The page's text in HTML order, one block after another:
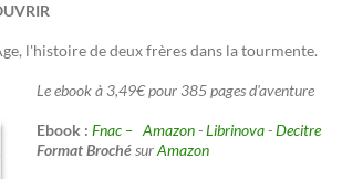
l'histoire de deux frères dans la tourmente.
Le ebook à 3,49€ pour 385 pages d'aventure
Ebook : Fnac – Amazon-Librinova-Decitre
Format BrochésurAmazon